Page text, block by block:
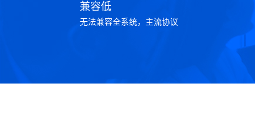
兼容低
无法兼容全系统，主流协议